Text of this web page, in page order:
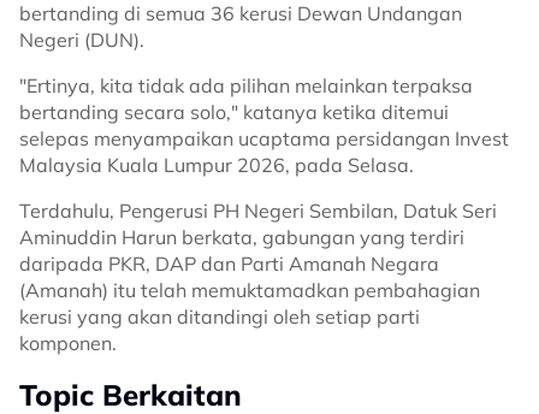
bertanding di semua 36 kerusi Dewan Undangan
Negeri (DUN).
"Ertinya, kita tidak ada pilihan melainkan terpaksa
bertanding secara solo," katanya ketika ditemui
selepas menyampaikan ucaptama persidangan Invest
Malaysia Kuala Lumpur 2026, pada Selasa.
Terdahulu, Pengerusi PH Negeri Sembilan, Datuk Seri
Aminuddin Harun berkata, gabungan yang terdiri
daripada PKR, DAP dan Parti Amanah Negara
(Amanah) itu telah memuktamadkan pembahagian
kerusi yang akan ditandingi oleh setiap parti
komponen.
Topic Berkaitan